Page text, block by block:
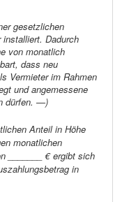
gesetzlichen
installiert. Dadurch
von monatlich
dass neu
Vermieter im Rahmen
und angemessene
dürfen. —)
Anteil in Höhe
monatlichen
_______ € ergibt sich
in